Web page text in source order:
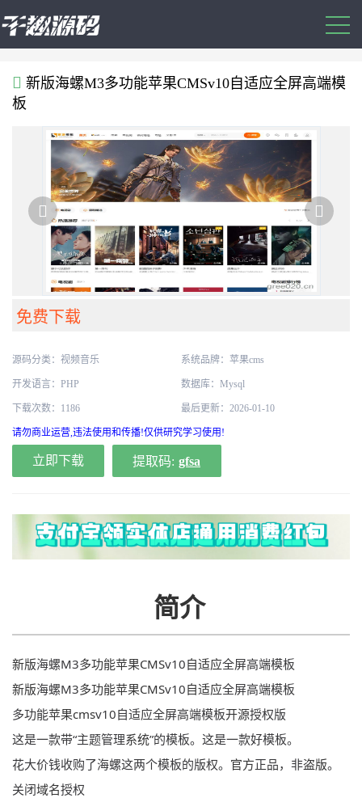
新版海螺M3多功能苹果CMSv10自适应全屏高端模
板
 
免费下载
源码分类： 视频音乐 系统品牌：苹果cms
开发语言：PHP 数据库：Mysql
下载次数：1186 最后更新：2026-01-10
请勿商业运营,违法使用和传播!仅供研究学习使用!
立即下载 提取码: gfsa
简介
新版海螺M3多功能苹果CMSv10自适应全屏高端模板
新版海螺M3多功能苹果CMSv10自适应全屏高端模板
多功能苹果cmsv10自适应全屏高端模板开源授权版
这是一款带“主题管理系统”的模板。这是一款好模板。
花大价钱收购了海螺这两个模板的版权。 官方正品，非盗版。
关闭域名授权